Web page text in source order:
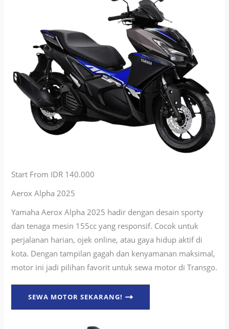
Start From IDR 140.000
Aerox Alpha 2025
Yamaha Aerox Alpha 2025 hadir dengan desain sporty
dan tenaga mesin 155cc yang responsif. Cocok untuk
perjalanan harian, ojek online, atau gaya hidup aktif di
kota. Dengan tampilan gagah dan kenyamanan maksimal,
motor ini jadi pilihan favorit untuk sewa motor di Transgo.
SEWA MOTOR SEKARANG!